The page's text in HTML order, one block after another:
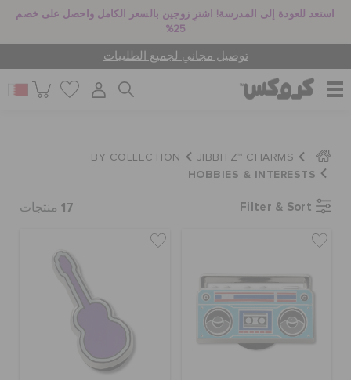
استعد للعودة إلى المدرسة! اشترِ زوجين بالسعر الكامل واحصل على خصم
25%
توصيل مجاني لجميع الطلبيات
أطفال
جيبيتز تشارمز
JIBBITZ™ CHARMS
BY COLLECTION
HOBBIES & INTERESTS
Filter & Sort
17 منتجات